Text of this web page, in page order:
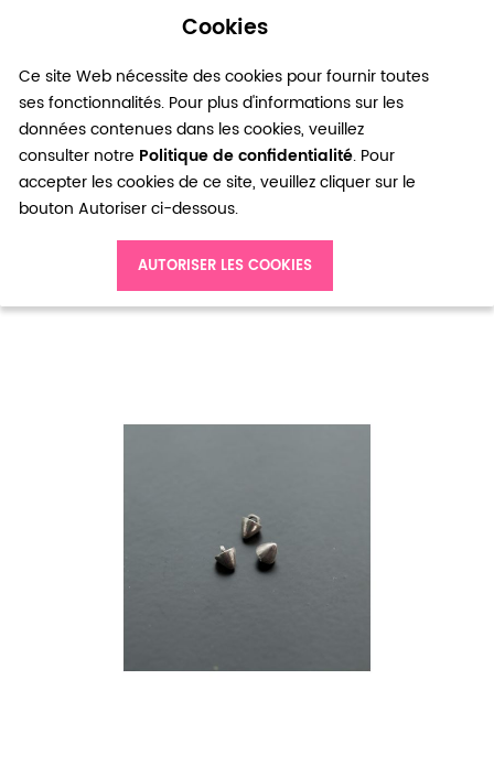
Cookies
Ce site Web nécessite des cookies pour fournir toutes
ses fonctionnalités. Pour plus d'informations sur les
données contenues dans les cookies, veuillez
consulter notre Politique de confidentialité. Pour
accepter les cookies de ce site, veuillez cliquer sur le
bouton Autoriser ci-dessous.
AUTORISER LES COOKIES
0
Breloque Mini Cône Argent vieilli x 25